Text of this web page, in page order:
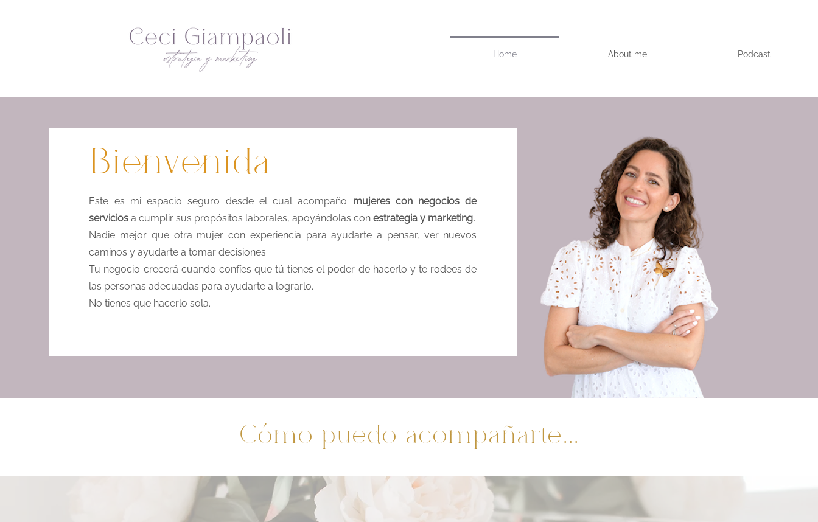
Home About me Podcast
Bienvenida
Este es mi espacio seguro desde el cual acompaño mujeres con negocios de
servicios a cumplir sus propósitos laborales, apoyándolas conestrategia y marketing.
Nadie mejor que otra mujer con experiencia para ayudarte a pensar, ver nuevos
caminos y ayudarte a tomar decisiones.
Tu negocio crecerá cuando confíes que tú tienes el poder de hacerlo y te rodees de
las personas adecuadas para ayudarte a lograrlo.
No tienes que hacerlo sola.
Cómo puedo acompañarte...